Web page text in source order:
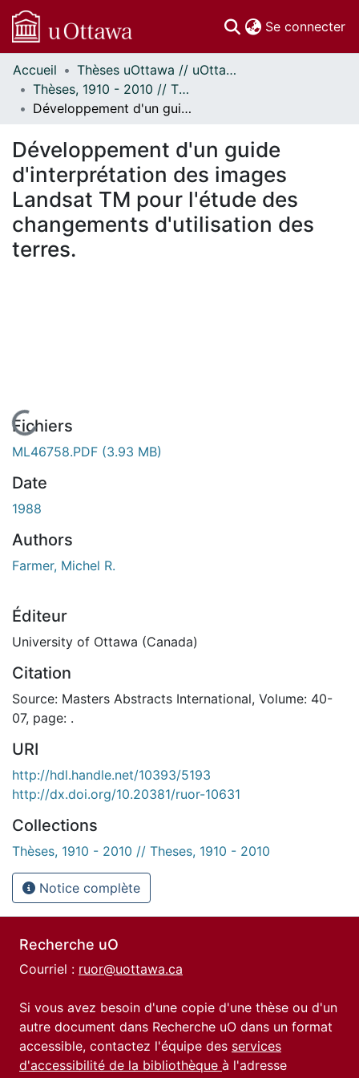
Se connecter
Communautés
et collections
Parcourir
À propos
Accueil
Thèses uOttawa // uOttawa Theses
Thèses, 1910 - 2010 // Theses, 1910 - 2010
Développement d'un guide d'interprétation des images Landsat TM pour l'étude des changements d'utilisation des terres.
Développement d'un guide
d'interprétation des images
Landsat TM pour l'étude des
changements d'utilisation des
terres.
En cours de chargement...
Fichiers
ML46758.PDF (3.93 MB)
Date
1988
Authors
Farmer, Michel R.
Éditeur
University of Ottawa (Canada)
Citation
Source: Masters Abstracts International, Volume: 40-
07, page: .
URI
http://hdl.handle.net/10393/5193
http://dx.doi.org/10.20381/ruor-10631
Collections
Thèses, 1910 - 2010 // Theses, 1910 - 2010
Notice complète
Recherche uO
Courriel : ruor@uottawa.ca
Si vous avez besoin d'une copie d'une thèse ou d'un
autre document dans Recherche uO dans un format
accessible, contactez l'équipe des services
d'accessibilité de la bibliothèque à l'adresse